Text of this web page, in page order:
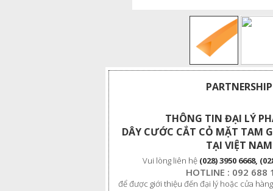
PARTNERSHIP
THÔNG TIN ĐẠI LÝ
DÂY CƯỚC CẮT CỎ MẶT TAM
TẠI VIỆT NAM
Vui lòng liên hệ (028) 3950 6668,
HOTLINE : 092 688
để được giới thiệu đến đại lý hoặc cửa